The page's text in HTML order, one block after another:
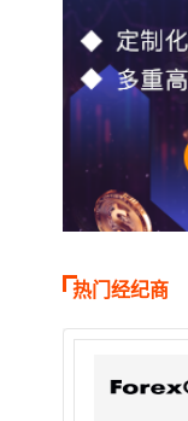
热门经纪商